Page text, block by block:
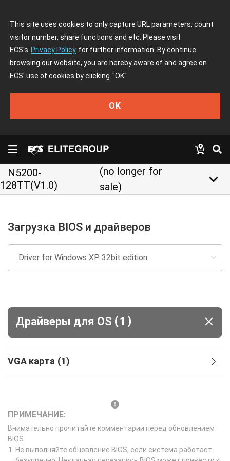
This site uses cookies to only capture URL parameters, count
visitor number, share functions and etc. Please visit
ECS's Privacy Policy for further information. By continue
browsing our website, you are hereby aware of and agree on
ECS' use of cookies by clicking "OK"
OK
N5200-
128TT(V1.0)
(no longer for
sale)
keyboard_arrow_down
Загрузка BIOS и драйверов
Драйверы для ОS (1 )
VGA карта (1)
ПРИМЕЧАНИЕ:
Внимательно прочитайте комментарии перед обновлением
BIOS.
Не выполняйте обновление BIOS, если система работает